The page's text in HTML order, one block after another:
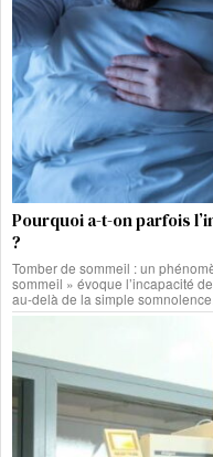
Pourquoi a-t-on parfois
?
Tomber de sommeil : un
sommeil » évoque l’incapacité
au-delà de la simple